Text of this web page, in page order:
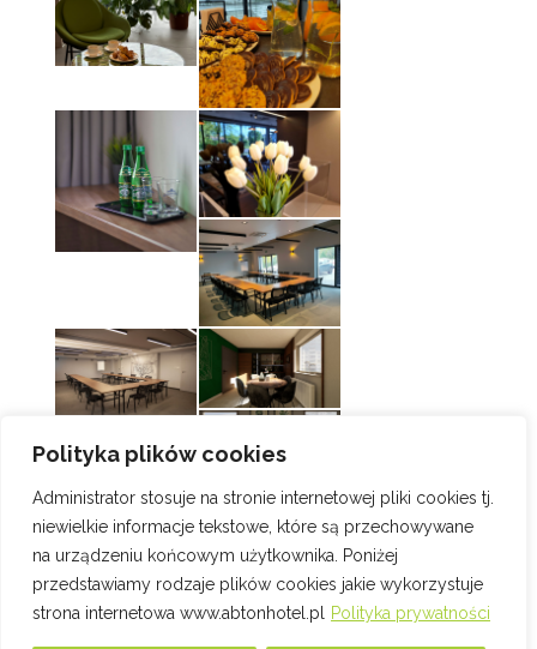
Polityka plików cookies
Administrator stosuje na stronie internetowej pliki cookies tj.
niewielkie informacje tekstowe, które są przechowywane
na urządzeniu końcowym użytkownika. Poniżej
przedstawiamy rodzaje plików cookies jakie wykorzystuje
strona internetowa www.abtonhotel.pl
Polityka prywatności